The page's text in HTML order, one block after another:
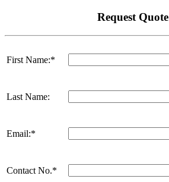
Request Quote
First Name:*
Last Name:
Email:*
Contact No.*